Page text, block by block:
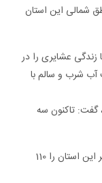
سه هزار و 654 خانوار عشایری در مناطق شمالی این استان
زندگی عشایری را در
پیش بینی می شود تا پایان سالجاری200هزار مترمکعب آب شرب و سالم با
، گفت: تاکنون سه
مدیرکل امور عشایر استان کرمان با اشاره به اینکه کرمان دومین استان عشایری در سطح کشور است ،جمعیت عشایر این استان را 110